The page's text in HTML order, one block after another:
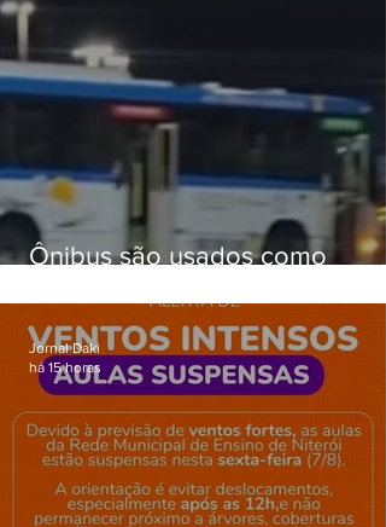
Ônibus são usados como
Gardênia Azul
Jornal Daki
há 15 horas